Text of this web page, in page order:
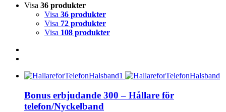
Visa 36 produkter
Visa 36 produkter
Visa 72 produkter
Visa 108 produkter
Bonus erbjudande 300 – Hållare för
telefon/Nyckelband